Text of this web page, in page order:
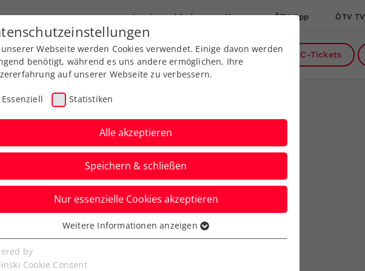
Landesverbände News ÖTV App ÖTV TV
Ausbildung Services Über uns DC-Tickets
für
Geburtstag
Webseite werden Cookies verwendet. Einige davon werden
benötigt, während es uns andere ermöglichen, Ihre
auf unserer Webseite zu verbessern.
Essenziell Statistiken
Alle akzeptieren
Speichern & schließen
Nur essenzielle Cookies akzeptieren
Cookies werden für grundlegende Funktionen der
benötigt. Dadurch ist gewährleistet, dass die Webseite
Weitere Informationen anzeigen
by
Cookie Consent